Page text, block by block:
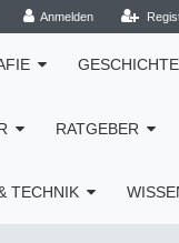
Anmelden
RATGEBER
TECHNIK